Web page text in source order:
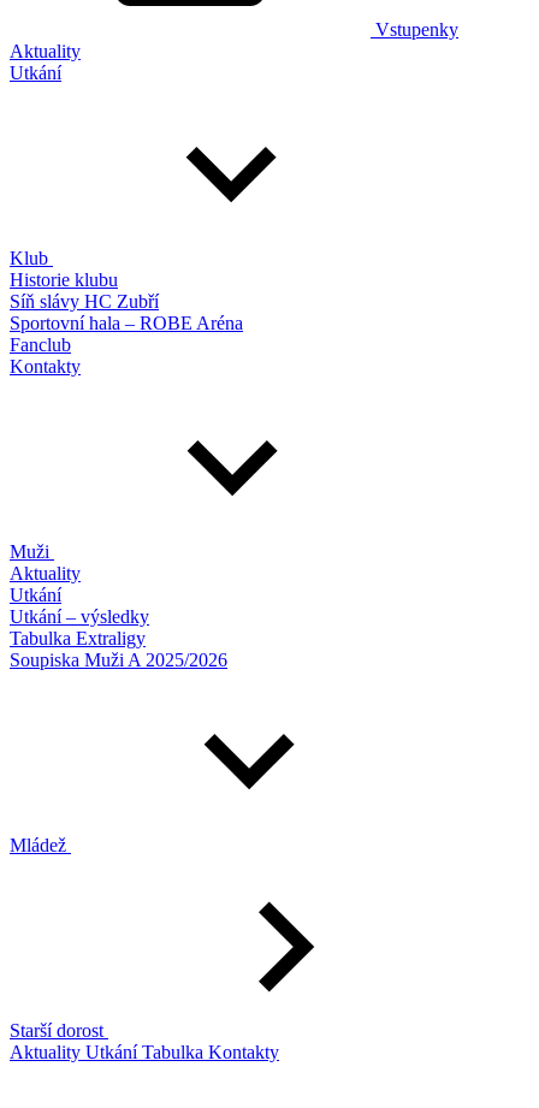
Vstupenky
Aktuality
Utkání
Klub
Historie klubu
Síň slávy HC Zubří
Sportovní hala – ROBE Aréna
Fanclub
Kontakty
Muži
Aktuality
Utkání
Utkání – výsledky
Tabulka Extraligy
Soupiska Muži A 2025/2026
Mládež
Starší dorost
Aktuality UtkáníTabulka Kontakty